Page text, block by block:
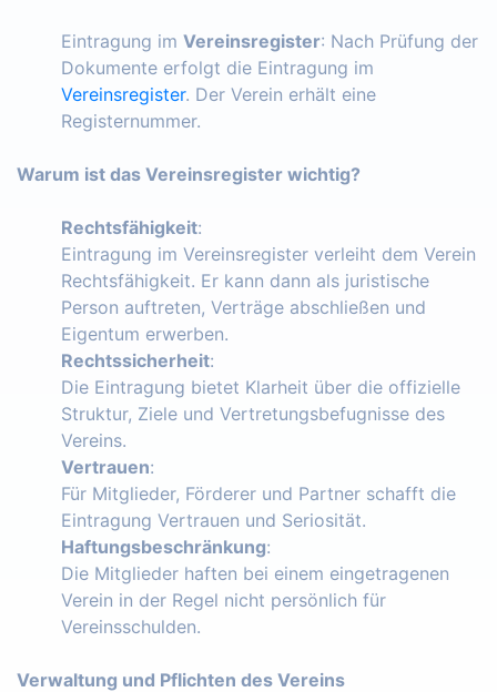
Eintragung im Vereinsregister: Nach Prüfung der
Dokumente erfolgt die Eintragung im
Vereinsregister. Der Verein erhält eine
Registernummer.
Warum ist das Vereinsregister wichtig?
Rechtsfähigkeit:
Eintragung im Vereinsregister verleiht dem Verein
Rechtsfähigkeit. Er kann dann als juristische
Person auftreten, Verträge abschließen und
Eigentum erwerben.
Rechtssicherheit:
Die Eintragung bietet Klarheit über die offizielle
Struktur, Ziele und Vertretungsbefugnisse des
Vereins.
Vertrauen:
Für Mitglieder, Förderer und Partner schafft die
Eintragung Vertrauen und Seriosität.
Haftungsbeschränkung:
Die Mitglieder haften bei einem eingetragenen
Verein in der Regel nicht persönlich für
Vereinsschulden.
Verwaltung und Pflichten des Vereins